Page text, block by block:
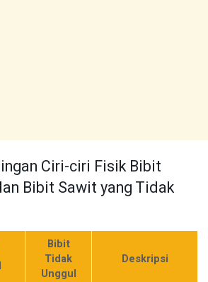
Ciri-ciri Fisik Bibit
Bibit Sawit yang Tidak
Bibit
Tidak
Unggul
Deskripsi